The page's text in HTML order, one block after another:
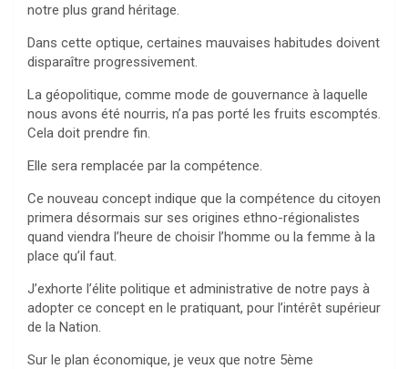
notre plus grand héritage.
Dans cette optique, certaines mauvaises habitudes doivent
disparaître progressivement.
La géopolitique, comme mode de gouvernance à laquelle
nous avons été nourris, n’a pas porté les fruits escomptés.
Cela doit prendre fin.
Elle sera remplacée par la compétence.
Ce nouveau concept indique que la compétence du citoyen
primera désormais sur ses origines ethno-régionalistes
quand viendra l’heure de choisir l’homme ou la femme à la
place qu’il faut.
J’exhorte l’élite politique et administrative de notre pays à
adopter ce concept en le pratiquant, pour l’intérêt supérieur
de la Nation.
Sur le plan économique, je veux que notre 5ème